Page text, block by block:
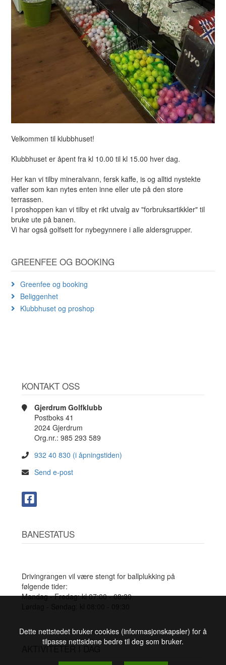
Velkommen til klubbhuset!
Klubbhuset er åpent fra kl 10.00 til kl 15.00 hver dag.
Her kan vi tilby mineralvann, fersk kaffe, is og alltid nystekte
vafler som kan nytes enten inne eller ute på den store
terrassen.
I proshoppen kan vi tilby et rikt utvalg av "forbruksartikkler" til
bruke ute på banen.
Vi har også golfsett for nybegynnere i alle aldersgrupper.
GREENFEE OG BOOKING
Greenfee og booking
Beliggenhet
Klubbhuset og proshop
KONTAKT OSS
Gjerdrum Golfklubb
Postboks 41
2024 Gjerdrum
Org.nr.: 985 293 589
932 40 830 (i åpningstiden)
Send e-post
BANESTATUS
Drivingrangen vil være stengt for ballplukking på
følgende tider:
Mandag - Fredag: kl 07:00 - 08:30
AKTIVITETER I DAG
Dette nettstedet bruker cookies (informasjonskapsler) for å
tilpasse nettsidene bedre til deg som bruker.